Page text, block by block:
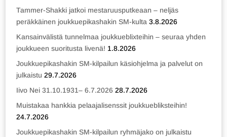
Tammer-Shakki jatkoi mestaruusputkeaan – neljäs
peräkkäinen joukkuepikashakin SM-kulta 3.8.2026
Kansainvälistä tunnelmaa joukkueblixteihin – seuraa yhden
joukkueen suoritusta livenä! 1.8.2026
Joukkuepikashakin SM-kilpailun käsiohjelma ja palvelut on
julkaistu 29.7.2026
Iivo Nei 31.10.1931– 6.7.2026 28.7.2026
Muistakaa hankkia pelaajalisenssit joukkuebliksteihin!
24.7.2026
Joukkuepikashakin SM-kilpailun ryhmäjako on julkaistu